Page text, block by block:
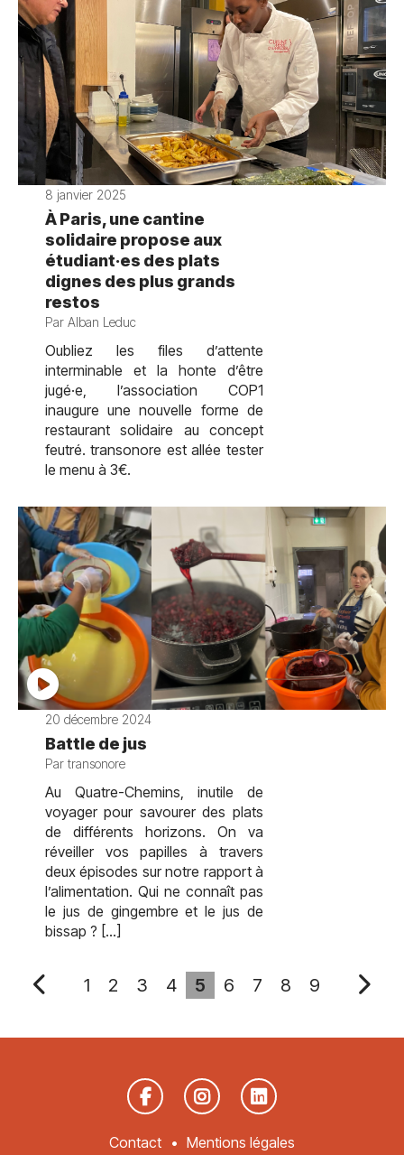
8 janvier 2025
À Paris, une cantine
solidaire propose aux
étudiant·es des plats
dignes des plus grands
restos
Par Alban Leduc
Oubliez les files d’attente
interminable et la honte d’être
jugé·e, l’association COP1
inaugure une nouvelle forme de
restaurant solidaire au concept
feutré. transonore est allée tester
le menu à 3€.
20 décembre 2024
Battle de jus
Par transonore
Au Quatre-Chemins, inutile de
voyager pour savourer des plats
de différents horizons. On va
réveiller vos papilles à travers
deux épisodes sur notre rapport à
l’alimentation. Qui ne connaît pas
le jus de gingembre et le jus de
bissap ? […]
1 2 3 4 5 6 7 8 9
Contact Mentions légales